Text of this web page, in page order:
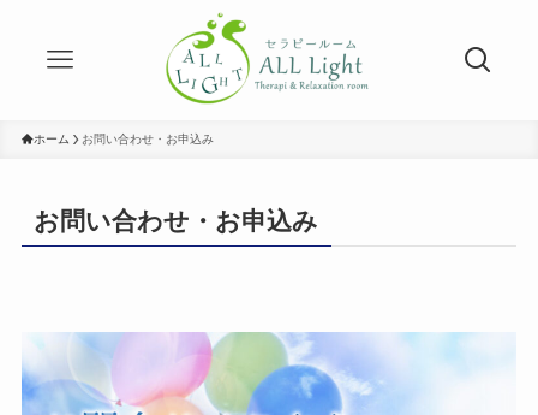
ホーム お問い合わせ・お申込み
お問い合わせ・お申込み